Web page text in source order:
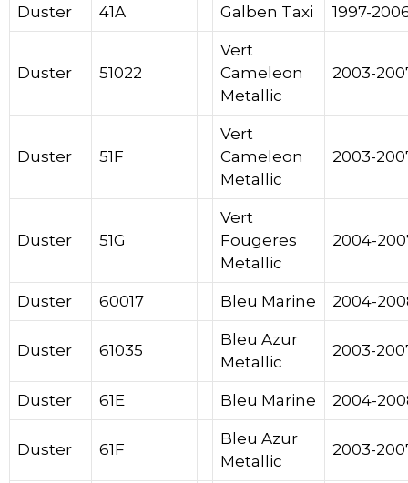
Duster 41A Galben Taxi 1997-
Duster 51022
Vert
Cameleon
Metallic
2003-
Duster 51F
Vert
Cameleon
Metallic
2003-
Duster 51G
Vert
Fougeres
Metallic
2004-
Duster 60017 Bleu Marine 2004-
Duster 61035
Bleu Azur
Metallic
2003-
Duster 61E Bleu Marine 2004-
Duster 61F
Bleu Azur
Metallic
2003-